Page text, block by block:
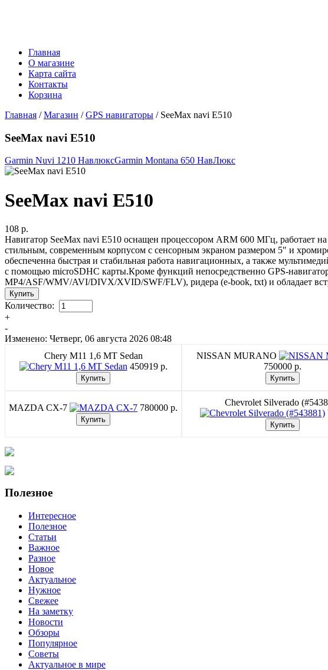
Главная
О магазине
Карта сайта
Контакты
Корзина
Главная /Магазин /GPS навигаторы / SeeMax navi E510
SeeMax navi E510
Garmin Nuvi 1210 НавлюксGarmin Montana 650 НавЛюкс
SeeMax navi E510
108 p.
Навигатор SeeMax navi E510 оснащен процессором ARM 600 МГц, работает
стильным, современным корпусом с сенсорным экраном размером 5" и
обеспеченна быстрая и стабильная работа навигационных, а также
с помощью microSDHC карты.Кроме функций непосредственно GPS-
MP4/ASF/WMV/AVI/DIVX/XVID/SWF/FLV), ридера (e-book, txt) и обладает
Количество:
+
-
Изменено: Четверг, 06 августа 2026 08:48
Chery M11 1,6 MT Sedan
450919 p.
NISSAN MURANO
750000 p.
MAZDA CX-7 780000 p.
Chevrolet Silverado
Полезное
Интересное
Полезное
Статьи
Важное
Разное
Новое
Актуальное
Нужное
Свежее
На заметку
Новости
Обзоры
Популярное
Советы
Актуальное в мире